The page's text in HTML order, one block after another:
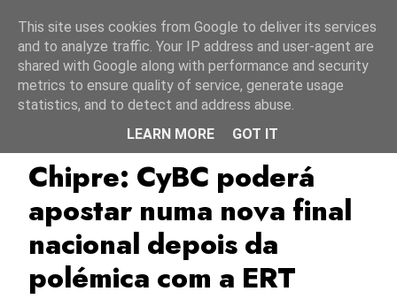
CYBC EBU/UER
Chipre: CyBC poderá
apostar numa nova final
nacional depois da
polémica com a ERT
This site uses cookies from Google to deliver its services
and to analyze traffic. Your IP address and user-agent are
shared with Google along with performance and security
metrics to ensure quality of service, generate usage
statistics, and to detect and address abuse.
LEARN MORE
GOT IT